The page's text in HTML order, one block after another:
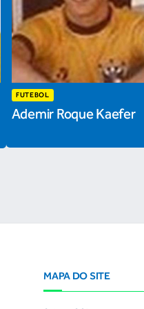
FUTEBOL
Ademir Roque Kaefer
MAPA DO SITE